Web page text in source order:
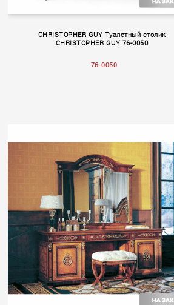
Volume II
CHRISTOPHER GUY Туалетный столик
CHRISTOPHER GUY 76-0050
76-0050